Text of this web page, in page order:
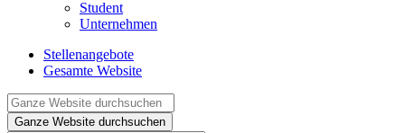
Student
Unternehmen
Stellenangebote
Gesamte Website